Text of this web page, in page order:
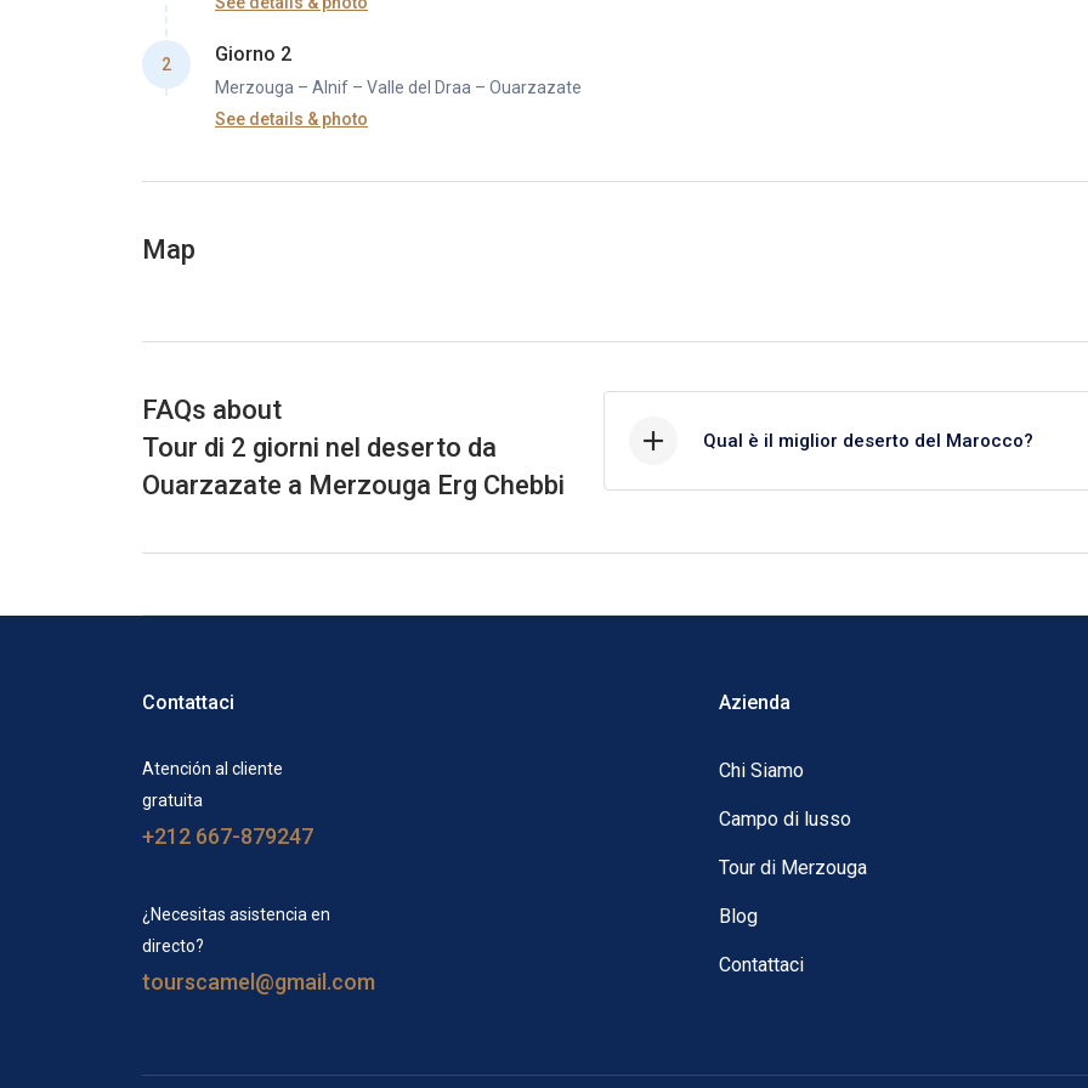
2 Giorno 2
Merzouga – Alnif – Valle del Draa – Ouarzazate
ritorno a Ouarzazate. Attraversate l'imponente Alnif e la splendida Valle del Draa, una delle valli più estese del
See details & photo
Map
FAQs about
Tour di 2 giorni nel deserto da
Ouarzazate a Merzouga Erg Chebbi
Qual è il miglior deserto del Marocco?
Contattaci
Atención al cliente
gratuita
+212 667-879247
¿Necesitas asistencia en
directo?
tourscamel@gmail.com
Azienda
Chi Siamo
Campo di lusso
Tour di Merzouga
Blog
Contattaci